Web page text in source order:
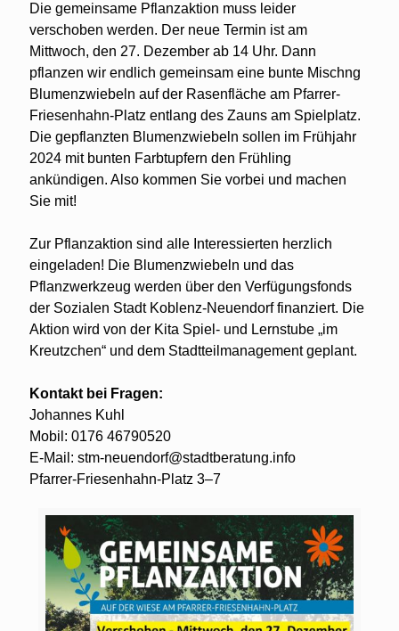
Die gemeinsame Pflanzaktion muss leider
verschoben werden. Der neue Termin ist am
Mittwoch, den 27. Dezember ab 14 Uhr. Dann
pflanzen wir endlich gemeinsam eine bunte Mischng
Blumenzwiebeln auf der Rasenfläche am Pfarrer-
Friesenhahn-Platz entlang des Zauns am Spielplatz.
Die gepflanzten Blumenzwiebeln sollen im Frühjahr
2024 mit bunten Farbtupfern den Frühling
ankündigen. Also kommen Sie vorbei und machen
Sie mit!
Zur Pflanzaktion sind alle Interessierten herzlich
eingeladen! Die Blumenzwiebeln und das
Pflanzwerkzeug werden über den Verfügungsfonds
der Sozialen Stadt Koblenz-Neuendorf finanziert. Die
Aktion wird von der Kita Spiel- und Lernstube „im
Kreutzchen“ und dem Stadtteilmanagement geplant.
Kontakt bei Fragen:
Johannes Kuhl
Mobil: 0176 46790520
E-Mail: stm-neuendorf@stadtberatung.info
Pfarrer-Friesenhahn-Platz 3–7